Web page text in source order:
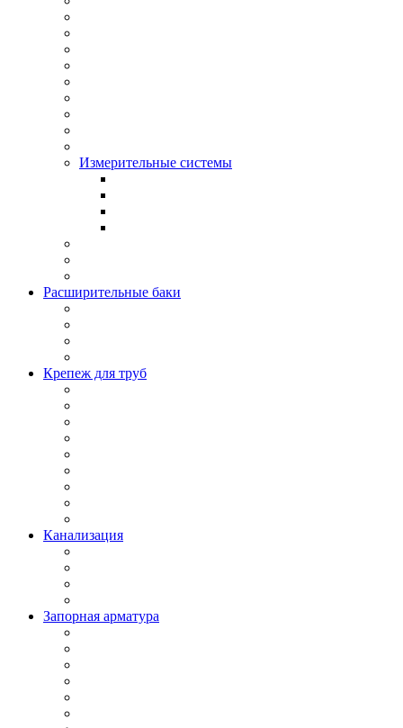
Измерительные системы
Расширительные баки
Крепеж для труб
Канализация
Запорная арматура